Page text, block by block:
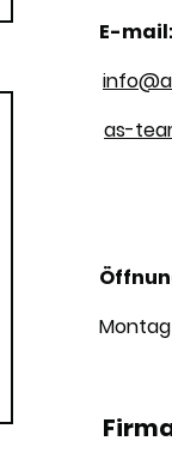
E-mail:
as-